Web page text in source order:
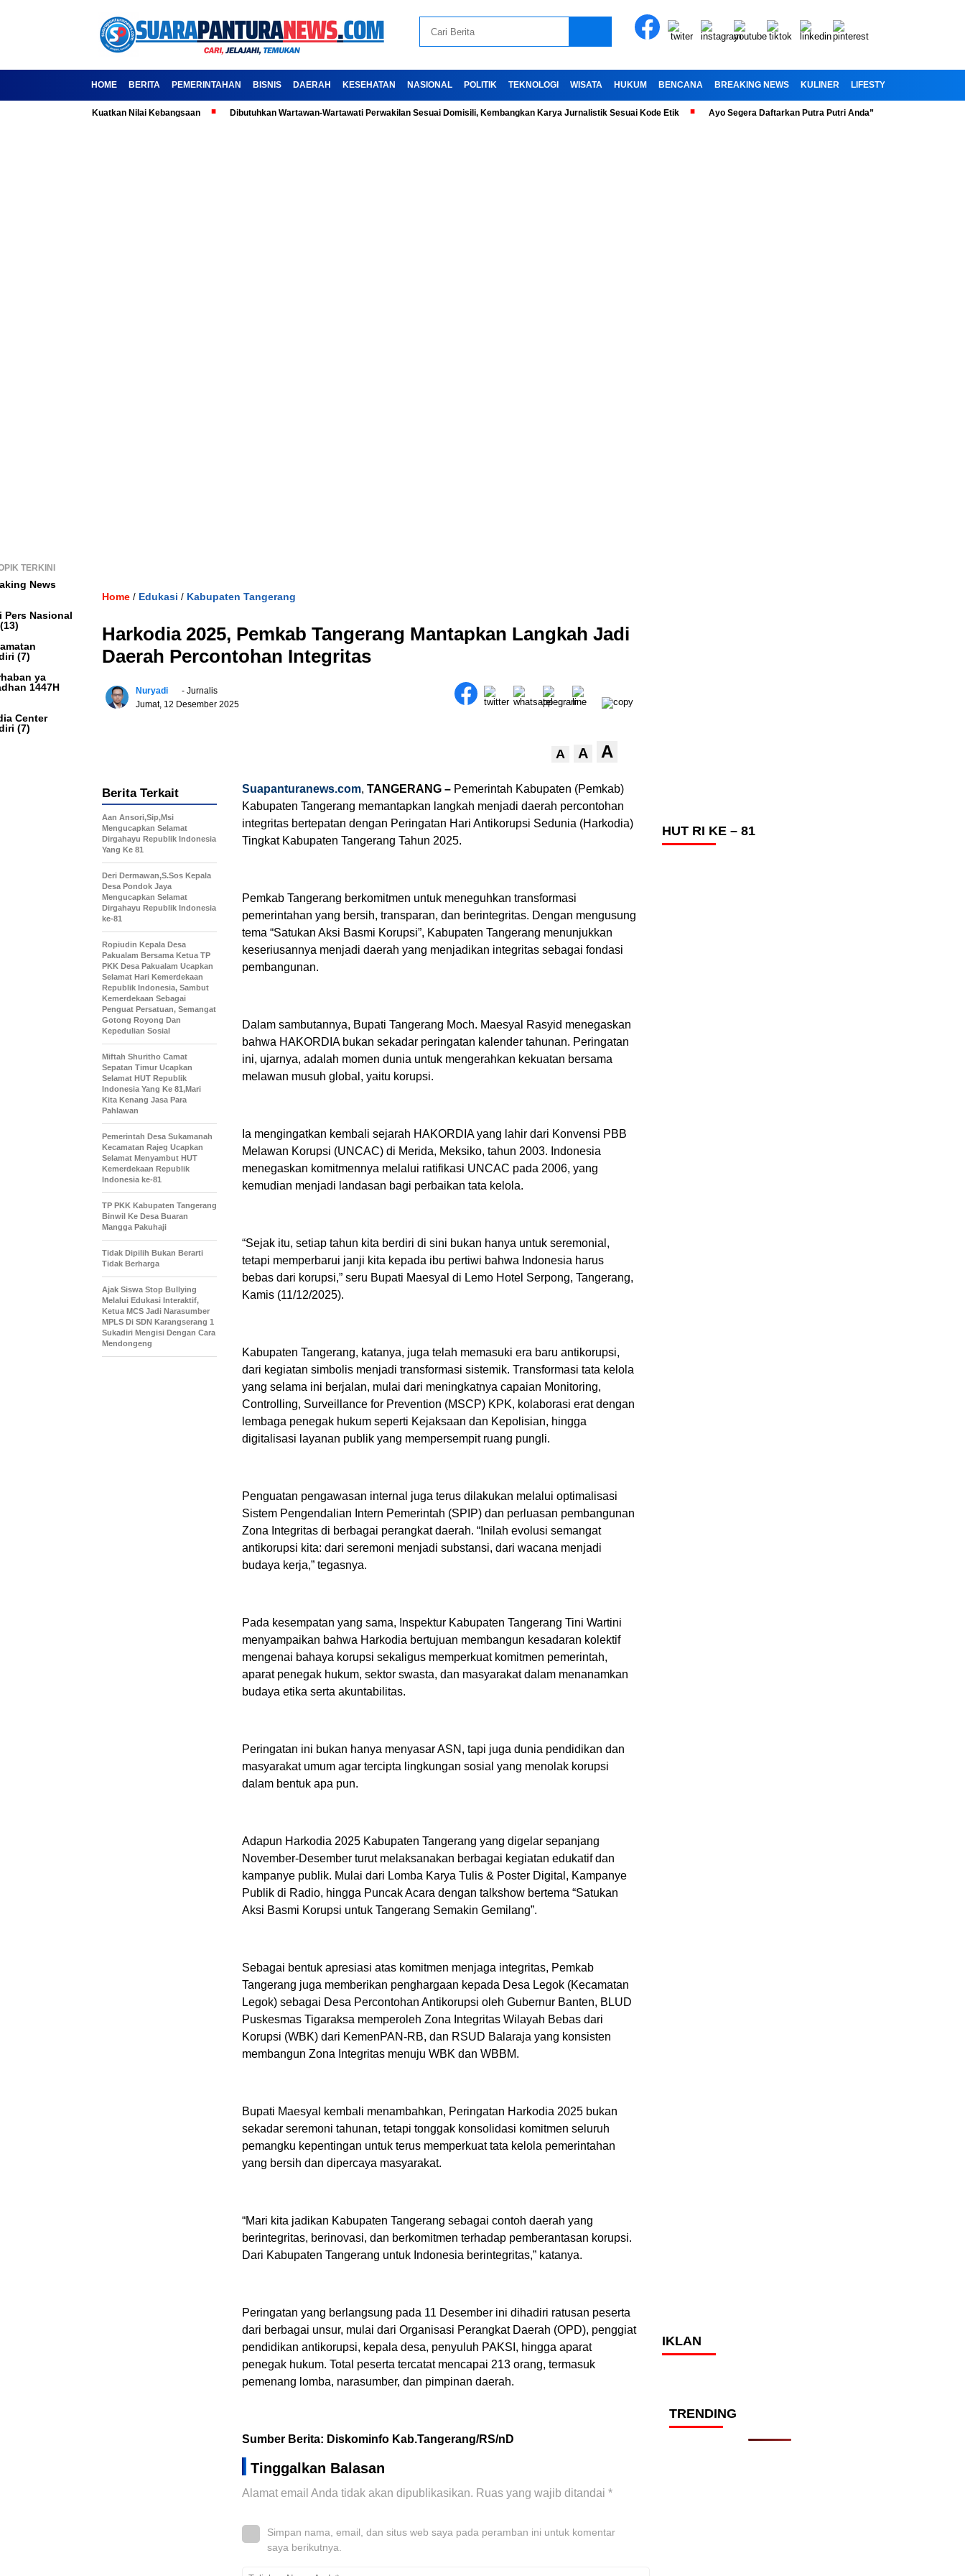
HOME BERITA PEMERINTAHAN BISNIS DAERAH KESEHATAN NASIONAL POLITIK TEKNOLOGI WISATA HUKUM BENCANA BREAKING NEWS KULINER LIFESTYLE
Ajak Media Kuatkan Nilai Kebangsaan Dibutuhkan Wartawan-Wartawati Perwakilan Sesuai Domisili, Kembangkan Karya Jurnalistik Sesuai Kode Etik Ayo Segera Daftarkan Putra Putri Anda” Telah Dibuka Penerimaan
TERKINI
News
Pers Nasional
(7)
ya
1447H
Center
(7)
Home / Edukasi / Kabupaten Tangerang
Harkodia 2025, Pemkab Tangerang Mantapkan Langkah Jadi
Daerah Percontohan Integritas
Nuryadi
- Jurnalis
Jumat, 12 Desember 2025
A A A
Suapanturanews.com, TANGERANG – Pemerintah Kabupaten (Pemkab)
Kabupaten Tangerang memantapkan langkah menjadi daerah percontohan
integritas bertepatan dengan Peringatan Hari Antikorupsi Sedunia (Harkodia)
Tingkat Kabupaten Tangerang Tahun 2025.
Pemkab Tangerang berkomitmen untuk meneguhkan transformasi
pemerintahan yang bersih, transparan, dan berintegritas. Dengan mengusung
tema “Satukan Aksi Basmi Korupsi”, Kabupaten Tangerang menunjukkan
keseriusannya menjadi daerah yang menjadikan integritas sebagai fondasi
pembangunan.
Dalam sambutannya, Bupati Tangerang Moch. Maesyal Rasyid menegaskan
bahwa HAKORDIA bukan sekadar peringatan kalender tahunan. Peringatan
ini, ujarnya, adalah momen dunia untuk mengerahkan kekuatan bersama
melawan musuh global, yaitu korupsi.
Ia mengingatkan kembali sejarah HAKORDIA yang lahir dari Konvensi PBB
Melawan Korupsi (UNCAC) di Merida, Meksiko, tahun 2003. Indonesia
menegaskan komitmennya melalui ratifikasi UNCAC pada 2006, yang
kemudian menjadi landasan bagi perbaikan tata kelola.
“Sejak itu, setiap tahun kita berdiri di sini bukan hanya untuk seremonial,
tetapi memperbarui janji kita kepada ibu pertiwi bahwa Indonesia harus
bebas dari korupsi,” seru Bupati Maesyal di Lemo Hotel Serpong, Tangerang,
Kamis (11/12/2025).
Kabupaten Tangerang, katanya, juga telah memasuki era baru antikorupsi,
dari kegiatan simbolis menjadi transformasi sistemik. Transformasi tata kelola
yang selama ini berjalan, mulai dari meningkatnya capaian Monitoring,
Controlling, Surveillance for Prevention (MSCP) KPK, kolaborasi erat dengan
lembaga penegak hukum seperti Kejaksaan dan Kepolisian, hingga
digitalisasi layanan publik yang mempersempit ruang pungli.
Penguatan pengawasan internal juga terus dilakukan melalui optimalisasi
Sistem Pengendalian Intern Pemerintah (SPIP) dan perluasan pembangunan
Zona Integritas di berbagai perangkat daerah. “Inilah evolusi semangat
antikorupsi kita: dari seremoni menjadi substansi, dari wacana menjadi
budaya kerja,” tegasnya.
Pada kesempatan yang sama, Inspektur Kabupaten Tangerang Tini Wartini
menyampaikan bahwa Harkodia bertujuan membangun kesadaran kolektif
mengenai bahaya korupsi sekaligus memperkuat komitmen pemerintah,
aparat penegak hukum, sektor swasta, dan masyarakat dalam menanamkan
budaya etika serta akuntabilitas.
Peringatan ini bukan hanya menyasar ASN, tapi juga dunia pendidikan dan
masyarakat umum agar tercipta lingkungan sosial yang menolak korupsi
dalam bentuk apa pun.
Adapun Harkodia 2025 Kabupaten Tangerang yang digelar sepanjang
November-Desember turut melaksanakan berbagai kegiatan edukatif dan
kampanye publik. Mulai dari Lomba Karya Tulis & Poster Digital, Kampanye
Publik di Radio, hingga Puncak Acara dengan talkshow bertema “Satukan
Aksi Basmi Korupsi untuk Tangerang Semakin Gemilang”.
Sebagai bentuk apresiasi atas komitmen menjaga integritas, Pemkab
Tangerang juga memberikan penghargaan kepada Desa Legok (Kecamatan
Legok) sebagai Desa Percontohan Antikorupsi oleh Gubernur Banten, BLUD
Puskesmas Tigaraksa memperoleh Zona Integritas Wilayah Bebas dari
Korupsi (WBK) dari KemenPAN-RB, dan RSUD Balaraja yang konsisten
membangun Zona Integritas menuju WBK dan WBBM.
Bupati Maesyal kembali menambahkan, Peringatan Harkodia 2025 bukan
sekadar seremoni tahunan, tetapi tonggak konsolidasi komitmen seluruh
pemangku kepentingan untuk terus memperkuat tata kelola pemerintahan
yang bersih dan dipercaya masyarakat.
“Mari kita jadikan Kabupaten Tangerang sebagai contoh daerah yang
berintegritas, berinovasi, dan berkomitmen terhadap pemberantasan korupsi.
Dari Kabupaten Tangerang untuk Indonesia berintegritas,” katanya.
Peringatan yang berlangsung pada 11 Desember ini dihadiri ratusan peserta
dari berbagai unsur, mulai dari Organisasi Perangkat Daerah (OPD), penggiat
pendidikan antikorupsi, kepala desa, penyuluh PAKSI, hingga aparat
penegak hukum. Total peserta tercatat mencapai 213 orang, termasuk
pemenang lomba, narasumber, dan pimpinan daerah.
Sumber Berita: Diskominfo Kab.Tangerang/RS/nD
Tinggalkan Balasan
Alamat email Anda tidak akan dipublikasikan. Ruas yang wajib ditandai *
Simpan nama, email, dan situs web saya pada peramban ini untuk komentar
saya berikutnya.
Berita Terkait
Aan Ansori,Sip,Msi
Mengucapkan Selamat
Dirgahayu Republik Indonesia
Yang Ke 81
Deri Dermawan,S.Sos Kepala
Desa Pondok Jaya
Mengucapkan Selamat
Dirgahayu Republik Indonesia
ke-81
Ropiudin Kepala Desa
Pakualam Bersama Ketua TP
PKK Desa Pakualam Ucapkan
Selamat Hari Kemerdekaan
Republik Indonesia, Sambut
Kemerdekaan Sebagai
Penguat Persatuan, Semangat
Gotong Royong Dan
Kepedulian Sosial
Miftah Shuritho Camat
Sepatan Timur Ucapkan
Selamat HUT Republik
Indonesia Yang Ke 81,Mari
Kita Kenang Jasa Para
Pahlawan
Pemerintah Desa Sukamanah
Kecamatan Rajeg Ucapkan
Selamat Menyambut HUT
Kemerdekaan Republik
Indonesia ke-81
TP PKK Kabupaten Tangerang
Binwil Ke Desa Buaran
Mangga Pakuhaji
Tidak Dipilih Bukan Berarti
Tidak Berharga
Ajak Siswa Stop Bullying
Melalui Edukasi Interaktif,
Ketua MCS Jadi Narasumber
MPLS Di SDN Karangserang 1
Sukadiri Mengisi Dengan Cara
Mendongeng
HUT RI KE – 81
IKLAN
TRENDING